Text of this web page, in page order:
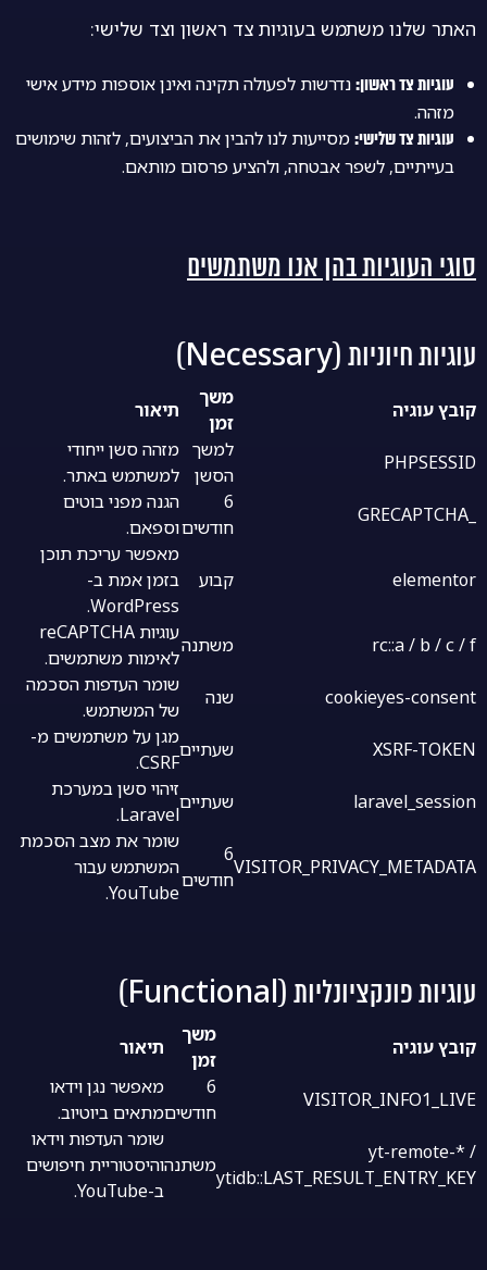
האתר שלנו משתמש בעוגיות צד ראשון וצד שלישי:
עוגיות צד ראשון: נדרשות לפעולה תקינה ואינן אוספות מידע אישי
מזהה.
עוגיות צד שלישי: מסייעות לנו להבין את הביצועים, לזהות שימושים
בעייתיים, לשפר אבטחה, ולהציע פרסום מותאם.
סוגי העוגיות בהן אנו משתמשים
עוגיות חיוניות (Necessary)
קובץ עוגיה
משך
זמן
תיאור
PHPSESSID
למשך
הסשן
מזהה סשן ייחודי
למשתמש באתר.
6
חודשים
הגנה מפני בוטים
וספאם.
elementor קבוע
מאפשר עריכת תוכן
בזמן אמת ב-
WordPress.
rc::a / b / c / f
משתנה
עוגיות reCAPTCHA
לאימות משתמשים.
cookieyes-consent
שנה
שומר העדפות הסכמה
של המשתמש.
XSRF-TOKEN
שעתיים
מגן על משתמשים מ-
CSRF.
laravel_session
שעתיים
זיהוי סשן במערכת
Laravel.
VISITOR_PRIVACY_METADATA
6
חודשים
שומר את מצב הסכמת
המשתמש עבור
YouTube.
עוגיות פונקציונליות (Functional)
קובץ עוגיה
משך
זמן
תיאור
VISITOR_INFO1_LIVE
6
חודשים
מאפשר נגן וידאו
מתאים ביוטיוב.
yt-remote-* /
ytidb::LAST_RESULT_ENTRY_KEY
משתנה
שומר העדפות וידאו
והיסטוריית חיפושים
ב-YouTube.